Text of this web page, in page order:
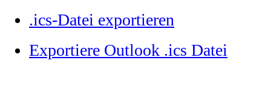
.ics-Datei exportieren
Exportiere Outlook .ics Datei